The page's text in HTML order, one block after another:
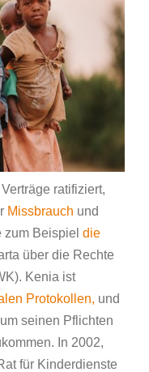
ratifiziert,
Missbrauch und
Beispiel die
über die Rechte
Kenia ist
Protokollen, und
seinen Pflichten
In 2002,
für Kinderdienste